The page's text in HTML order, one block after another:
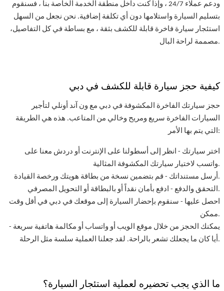
ودعم عملاء 24/7 ، وإذا كنت داخل منطقة الخدمة الخاصة بنا ، فسنقوم
بتسليم السيارة واستلامها دون أي تكلفة إضافية. نحن نجعل من السهل
استئجار سيارة فاخرة قابلة للكشف بثقة ، مع بساطة في كل التفاصيل،
مصممة لراحة البال.
كيفية حجز سيارة قابلة للكشف في دبي
حجز سيارتك الفاخرة المكشوفة في دبي مع ون آند أونلي لتأجير
السيارات الفاخرة سريع ومريح وخالي من المتاعب. هذه هي الطريقة
التي يتم بها الأمر:
اختر سيارتك - انظر إلى أسطولنا على الإنترنت أو دردش معنا على
واتسب لاختيار سيارتك المكشوفة المثالية.
أرسل مستنداتك - قم بتضمين نسخة من بطاقة هويتك ورخصة القيادة.
التحقق والدفع - ادفع بأمان نقداً أو بالبطاقة أو التحويل المصرفي.
احصل عليها - سنقوم بإحضار السيارة إلى موقعك في دبي في أقل وقت
ممكن.
يمكنك الحجز من خلال موقع الويب أو واتساب أو مكالمة هاتفية سريعة -
أيا كان ما يجعلك تشعر بالراحة. لقد جعلنا العملية سلسة مثل الرحلة.
ما الذي يجب تحضيره لعملية استئجار السيارة؟